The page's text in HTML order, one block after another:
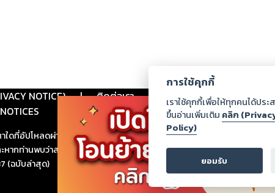
NOTICE) | ติดต่อเรา ร่วมงานกับเรา ดาวน์
ที่อัปโหลดผ่านเว็บไซต์และปรากฏว่าละเมิดสิทธิในทรัพย์สินทางปัญญาของ
กท่านพบว่าส่วนหนึ่งส่วนใดขัดต่อกฎหมายและศีลธรรม กรุณาแจ้งมายังบริ
(ฉบับล่าสุด)
การใช้คุกกี้
เราใช้คุกกี้เพื่อให้ทุกคนได้ปร
ขึ้นอ่านเพิ่มเติม คลิก
Policy)
ยอมรับ